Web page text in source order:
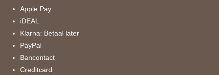
Apple Pay
iDEAL
Klarna: Betaal later
PayPal
Bancontact
Creditcard